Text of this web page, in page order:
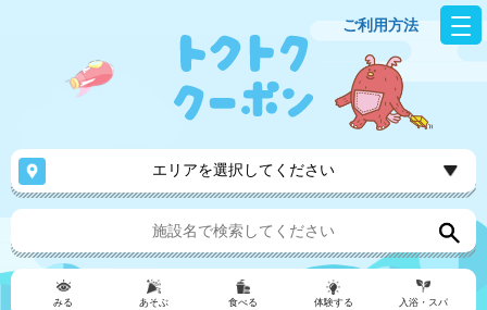
ご利用方法
エリアを選択してください
みる あそぶ 食べる 体験する 入浴・スパ